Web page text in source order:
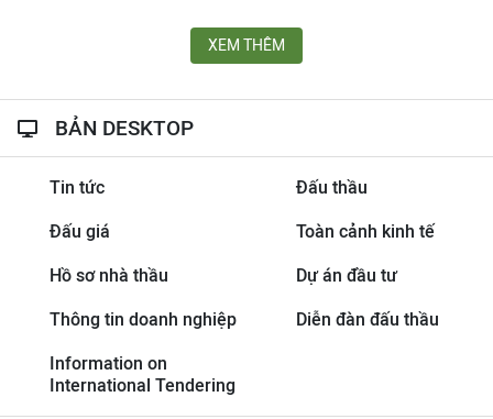
XEM THÊM
BẢN DESKTOP
Tin tức Đấu thầu
Đấu giá Toàn cảnh kinh tế
Hồ sơ nhà thầu Dự án đầu tư
Thông tin doanh nghiệp Diễn đàn đấu thầu
Information on
International Tendering